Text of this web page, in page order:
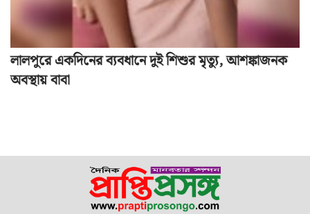
লালপুরে একদিনের ব্যবধানে দুই শিশুর মৃত্যু, আশঙ্কাজনক
অবস্থায় বাবা